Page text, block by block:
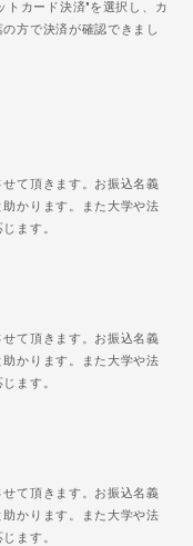
トカード決済"を選択し、カ
方で決済が確認できまし
て頂きます。お振込名義
かります。また大学や法
じます。
て頂きます。お振込名義
かります。また大学や法
ます。
て頂きます。お振込名義
かります。また大学や法
ます。